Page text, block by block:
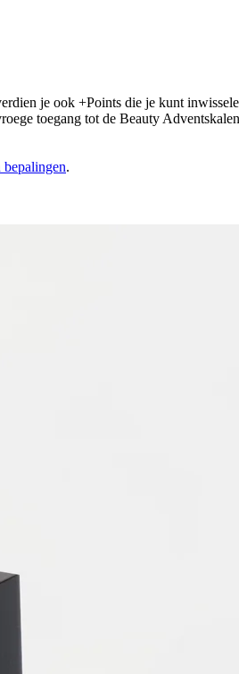
je ook +Points die je kunt
toegang tot de Beauty
bepalingen.